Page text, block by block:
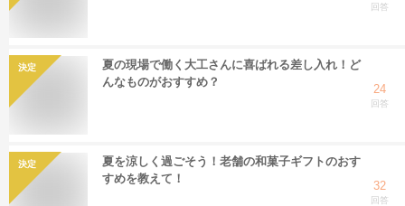
回答
決定
夏の現場で働く大工さんに喜ばれる差し入れ！ど
んなものがおすすめ？
24
回答
決定
夏を涼しく過ごそう！老舗の和菓子ギフトのおす
すめを教えて！
32
回答